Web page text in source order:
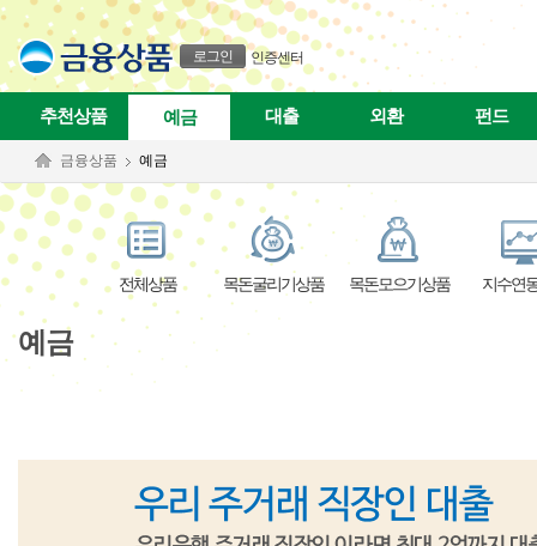
본문으로 바로가기
푸터 바로가기
로그인 인증센터
추천상품 예금 대출 외환 펀드
금융상품 예금
전체상품 목돈굴리기상품 목돈모으기상품 지수연
예금